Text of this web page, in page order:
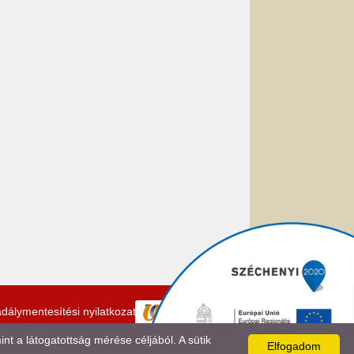
nyilatkozat
Elfogadom
a látogatottság mérése céljából. A sütik